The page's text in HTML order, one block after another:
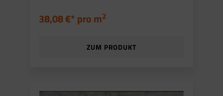
38,08 €* pro m2
ZUM PRODUKT